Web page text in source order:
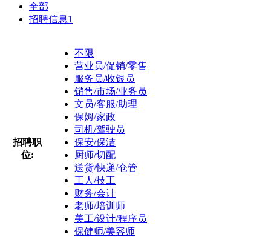
全部
招聘信息1
招聘职
位:
不限
营业员/促销/零售
服务员/收银员
销售/市场/业务员
文员/客服/助理
保姆/家政
司机/驾驶员
保安/保洁
厨师/切配
送货/快递/仓管
工人/技工
财务/会计
老师/培训师
美工/设计/程序员
保健师/美容师